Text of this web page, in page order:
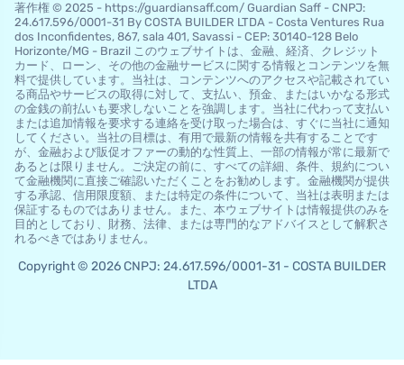
著作権 © 2025 - https://guardiansaff.com/ Guardian Saff - CNPJ:
24.617.596/0001-31 By COSTA BUILDER LTDA - Costa Ventures Rua
dos Inconfidentes, 867, sala 401, Savassi - CEP: 30140-128 Belo
Horizo​​nte/MG - Brazil このウェブサイトは、金融、経済、クレジット
カード、ローン、その他の金融サービスに関する情報とコンテンツを無
料で提供しています。当社は、コンテンツへのアクセスや記載されてい
る商品やサービスの取得に対して、支払い、預金、またはいかなる形式
の金銭の前払いも要求しないことを強調します。当社に代わって支払い
または追加情報を要求する連絡を受け取った場合は、すぐに当社に通知
してください。当社の目標は、有用で最新の情報を共有することです
が、金融および販促オファーの動的な性質上、一部の情報が常に最新で
あるとは限りません。ご決定の前に、すべての詳細、条件、規約につい
て金融機関に直接ご確認いただくことをお勧めします。金融機関が提供
する承認、信用限度額、または特定の条件について、当社は表明または
保証するものではありません。また、本ウェブサイトは情報提供のみを
目的としており、財務、法律、または専門的なアドバイスとして解釈さ
れるべきではありません。
Copyright © 2026 CNPJ: 24.617.596/0001-31 - COSTA BUILDER
LTDA